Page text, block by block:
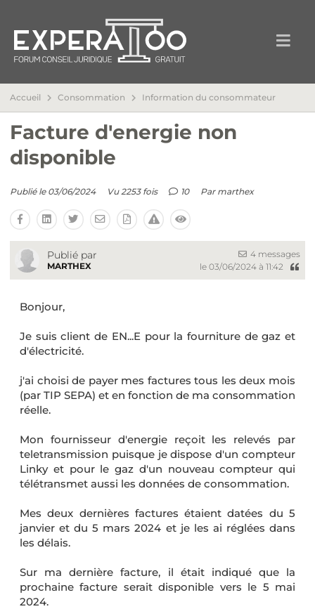
Accueil Consommation Information du consommateur
Facture d'energie non
disponible
Publié le 03/06/2024 Vu 2253 fois 10 Par marthex
Publié par
MARTHEX
4 messages
le 03/06/2024 à 11:42
Bonjour,
Je suis client de EN...E pour la fourniture de gaz et
d'électricité.
j'ai choisi de payer mes factures tous les deux mois
(par TIP SEPA) et en fonction de ma consommation
réelle.
Mon fournisseur d'energie reçoit les relevés par
teletransmission puisque je dispose d'un compteur
Linky et pour le gaz d'un nouveau compteur qui
télétransmet aussi les données de consommation.
Mes deux dernières factures étaient datées du 5
janvier et du 5 mars 2024 et je les ai réglées dans
les délais.
Sur ma dernière facture, il était indiqué que la
prochaine facture serait disponible vers le 5 mai
2024.